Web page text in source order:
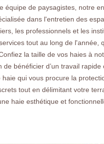
équipe de paysagistes, notre
dans l'entretien des
les professionnels et les
tout au long de l'année,
la taille de vos haies à
de bénéficier d’un travail rapide
qui vous procure la
tout en délimitant votre
haie esthétique et